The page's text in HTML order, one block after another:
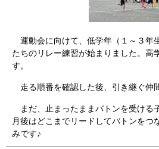
運動会に向けて、低学年（１～３年
たちのリレー練習が始まりました。高
す。
走る順番を確認した後、引き継ぐ仲
まだ、止まったままバトンを受ける
月後はどこまでリードしてバトンをつ
みです♪